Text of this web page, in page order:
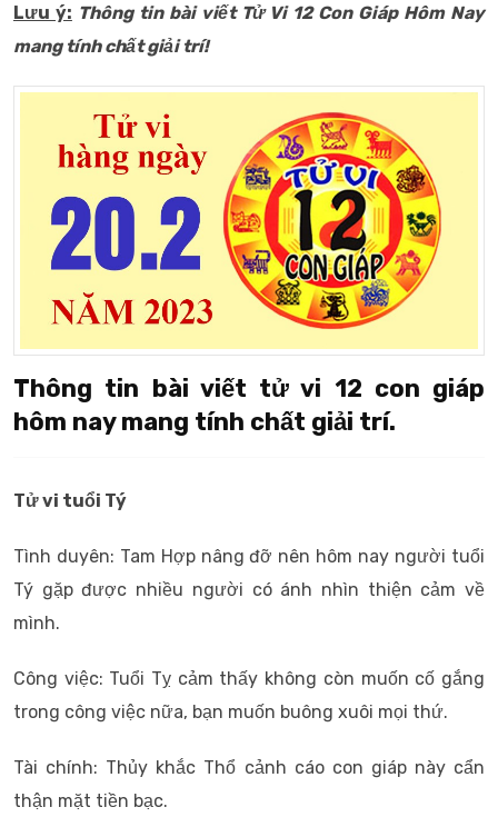
Lưu ý: Thông tin bài viếtTử Vi 12 Con Giáp Hôm Nay
mang tính chất giải trí!
Thông tin bài viết tử vi 12 con giáp
hôm nay mang tính chất giải trí.
Tử vi tuổi Tý
Tình duyên: Tam Hợp nâng đỡ nên hôm nay người tuổi
Tý gặp được nhiều người có ánh nhìn thiện cảm về
mình.
Công việc: Tuổi Tỵ cảm thấy không còn muốn cố gắng
trong công việc nữa, bạn muốn buông xuôi mọi thứ.
Tài chính: Thủy khắc Thổ cảnh cáo con giáp này cẩn
thận mặt tiền bạc.